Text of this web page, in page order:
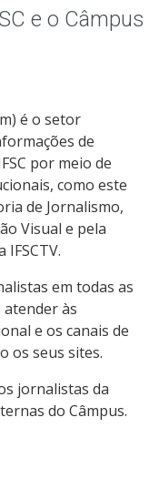
e o Câmpus
é o setor
de
por meio de
como este
de Jornalismo,
Visual e pela
em todas as
atender às
e os canais de
os seus sites.
jornalistas da
do Câmpus.